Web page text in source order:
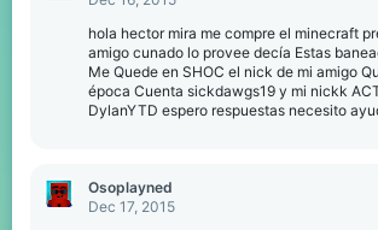
hola hector mira me compre el minecraft
amigo cunado lo provee decía Estas
Me Quede en SHOC el nick de mi amigo
época Cuenta sickdawgs19 y mi nickk
DylanYTD espero respuestas necesito
Osoplayned
Dec 17, 2015